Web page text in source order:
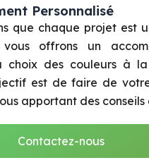
Personnalisé
que chaque projet est
offrons un
choix des couleurs à
est de faire de
apportant des conseils
Contactez-nous